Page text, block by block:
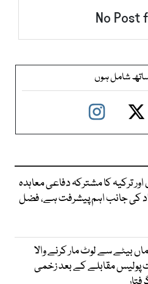
No Post
شامل ہوں
ترکیہ کا مشترکہ دفاعی معاہدہ
کی جانب اہم پیشرفت ہے، فضل
بیٹے سے لوٹ مار کرنے والا
پولیس مقابلے کے بعد زخمی